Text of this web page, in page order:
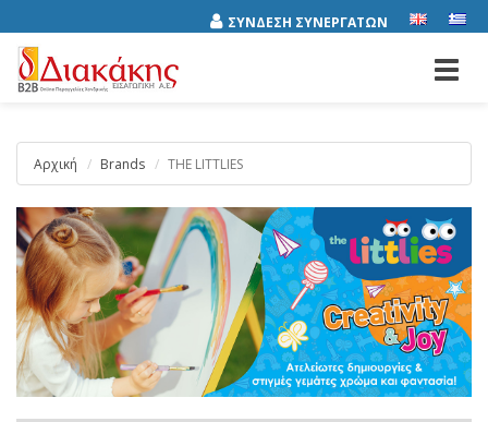
ΣΥΝΔΕΣΗ ΣΥΝΕΡΓΑΤΩΝ
Αρχική Brands THE LITTLIES